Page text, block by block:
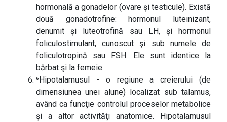
hormonală a gonadelor (ovare şi testicule). Există
două gonadotrofine: hormonul luteinizant,
denumit şi luteotrofină sau LH, şi hormonul
foliculostimulant, cunoscut şi sub numele de
foliculotropină sau FSH. Ele sunt identice la
bărbat şi la femeie.
⁶Hipotalamusul - o regiune a creierului (de
dimensiunea unei alune) localizat sub talamus,
având ca funcţie controlul proceselor metabolice
şi a altor activităţi anatomice. Hipotalamusul